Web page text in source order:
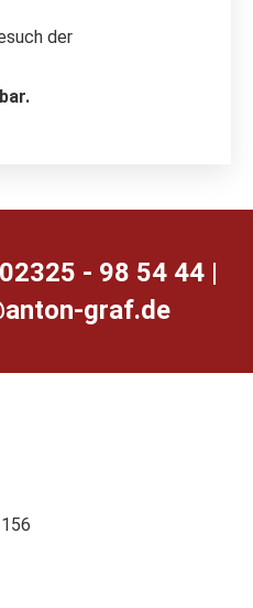
der
- 98 54 44 |
notna@ofni